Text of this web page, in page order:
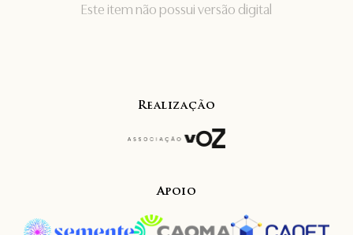
Este item não possui versão digital
Realização
Apoio